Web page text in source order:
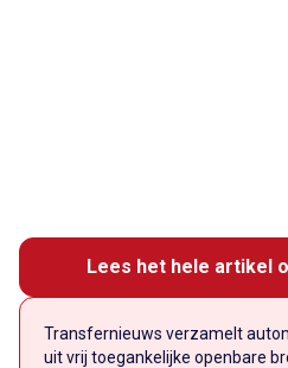
Lees het hele artikel
Transfernieuws verzamelt
uit vrij toegankelijke openbare